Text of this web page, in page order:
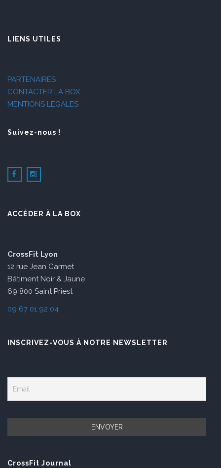
LIENS UTILES
PARTENAIRES
CONTACTER LA BOX
MENTIONS LÉGALES
Suivez-nous !
ACCÉDER À LA BOX
CrossFit Lyon
12 rue Jean Carmet
Bâtiment Noir & Jaune
69 800 Saint Priest
09 67 01 92 04
INSCRIVEZ-VOUS À NOTRE NEWSLETTER
CrossFit Journal